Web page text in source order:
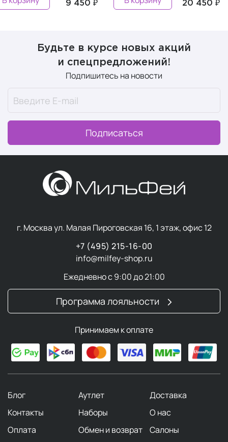
9 450 ₽ 20 450 ₽
Будьте в курсе новых акций
и спецпредложений!
Подпишитесь на новости
Подписаться
г. Москва ул. Малая Пироговская 16, 1 этаж, офис 12
+7 (495) 215-16-00
info@milfey-shop.ru
Ежедневно с 9:00 до 21:00
Программа лояльности
Принимаем к оплате
Блог Аутлет
Доставка
Контакты
Наборы
О нас
Оплата
Обмен и возврат
Салоны